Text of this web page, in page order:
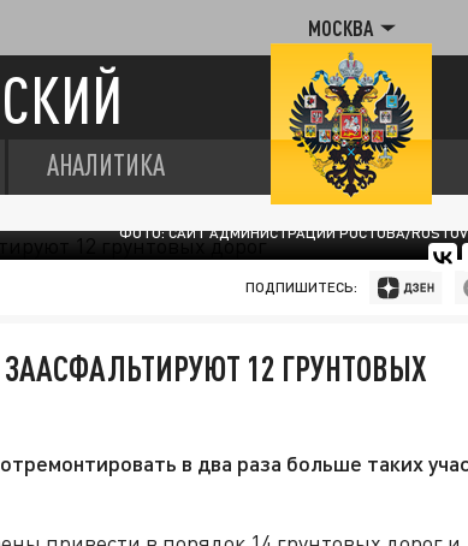
МОСКВА
АНАЛИТИКА
ФОТО: САЙТ АДМИНИСТРАЦИИ РОСТОВА/ROSTOV-
ПОДПИШИТЕСЬ:
12 ГРУНТОВЫХ
в два раза больше таких